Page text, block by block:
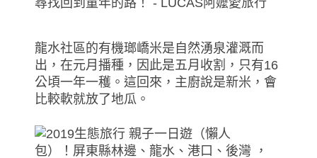
龍水社區的有機瑯嶠米是自然湧泉灌溉而
出，在元月播種，因此是五月收割，只有16
公頃一年一穫。這回來，主廚說是新米，會
比較軟就放了地瓜。